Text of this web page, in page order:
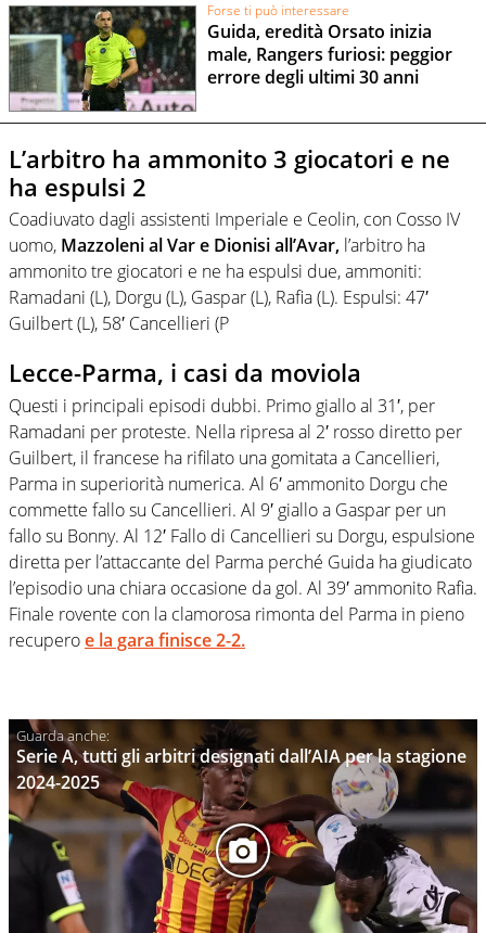
Forse ti può interessare
Guida, eredità Orsato inizia
male, Rangers furiosi: peggior
errore degli ultimi 30 anni
L’arbitro ha ammonito 3 giocatori e ne
ha espulsi 2
Coadiuvato dagli assistenti Imperiale e Ceolin, con Cosso IV
uomo, Mazzoleni al Var e Dionisi all’Avar, l’arbitro ha
ammonito tre giocatori e ne ha espulsi due, ammoniti:
Ramadani (L), Dorgu (L), Gaspar (L), Rafia (L). Espulsi: 47′
Guilbert (L), 58′ Cancellieri (P
Lecce-Parma, i casi da moviola
Questi i principali episodi dubbi. Primo giallo al 31′, per
Ramadani per proteste. Nella ripresa al 2′ rosso diretto per
Guilbert, il francese ha rifilato una gomitata a Cancellieri,
Parma in superiorità numerica. Al 6′ ammonito Dorgu che
commette fallo su Cancellieri. Al 9′ giallo a Gaspar per un
fallo su Bonny. Al 12′ Fallo di Cancellieri su Dorgu, espulsione
diretta per l’attaccante del Parma perché Guida ha giudicato
l’episodio una chiara occasione da gol. Al 39′ ammonito Rafia.
Finale rovente con la clamorosa rimonta del Parma in pieno
recuperoe la gara finisce 2-2.
Serie A, tutti gli arbitri designati dall’AIA per la stagione
2024-2025